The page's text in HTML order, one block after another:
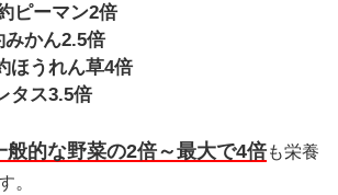
ピーマン2倍
みかん2.5倍
ほうれん草4倍
タス3.5倍
般的な野菜の2倍～最大で4倍も栄養
。